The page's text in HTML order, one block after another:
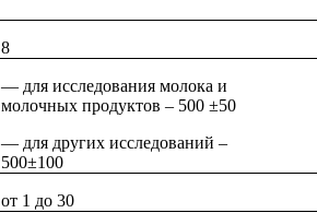
8
— для исследования молока и
молочных продуктов – 500 ±50
— для других исследований –
500±100
от 1 до 30